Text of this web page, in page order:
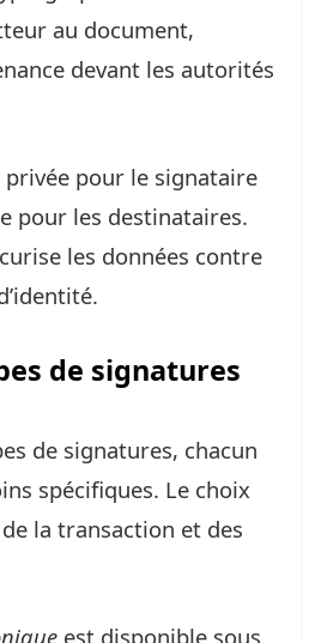
au document,
devant les autorités
privée pour le signataire
pour les destinataires.
les données contre
de signatures
de signatures, chacun
spécifiques. Le choix
la transaction et des
est disponible sous